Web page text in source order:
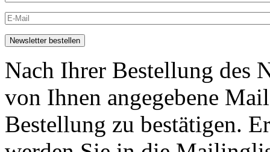
Nach Ihrer Bestellung des
von Ihnen angegebene
Bestellung zu bestätigen.